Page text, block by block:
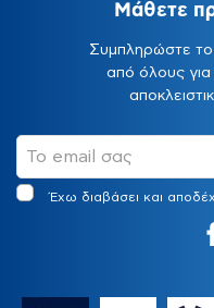
Μάθετε
Συμπληρώστε
από όλους για
Έχω διαβάσει και